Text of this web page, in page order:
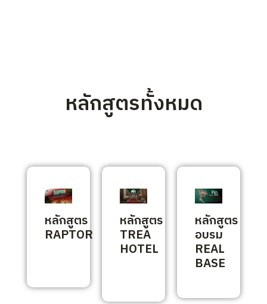
หลักสูตรทั้งหมด
หลักสูตร
RAPTOR
หลักสูตร
TREA
HOTEL
หลักสูตร
อบรม
REAL
BASE